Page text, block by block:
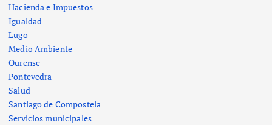
Hacienda e Impuestos
Igualdad
Lugo
Medio Ambiente
Ourense
Pontevedra
Salud
Santiago de Compostela
Servicios municipales